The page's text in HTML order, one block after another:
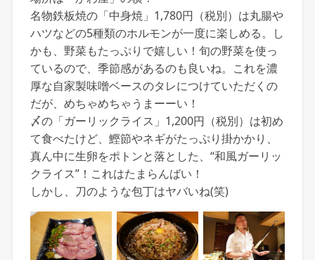
名物鉄板焼の「中身焼」1,780円（税別）は丸腸や
ハツなどの5種類のホルモンが一度に楽しめる。し
かも、野菜もたっぷりで嬉しい！旬の野菜を使っ
ているので、季節感があるのも良いね。これを濃
厚な自家製味噌ベースのタレにつけていただくの
だが、めちゃめちゃうまーーい！
〆の「ガーリックライス」1,200円（税別）は初め
て食べたけど、鰹節やネギがたっぷり掛かかり、
真ん中に生卵をポトンと落とした、“和風ガーリッ
クライス”！これはたまらんばい！
しかし、刀のような包丁はヤバいね(笑)